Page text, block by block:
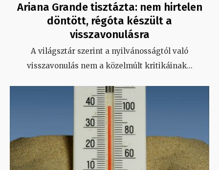
Ariana Grande tisztázta: nem hirtelen
döntött, régóta készült a
visszavonulásra
A világsztár szerint a nyilvánosságtól való
visszavonulás nem a közelmúlt kritikáinak...